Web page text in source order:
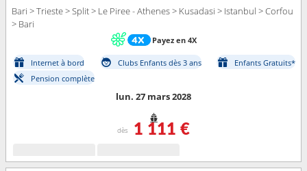
Bari > Trieste > Split > Le Piree - Athenes > Kusadasi > Istanbul > Corfou
> Bari
Payez en 4X
Internet à bord Clubs Enfants dès 3 ans
Enfants Gratuits*
Pension complète
lun. 27 mars 2028
dès 1 111 €